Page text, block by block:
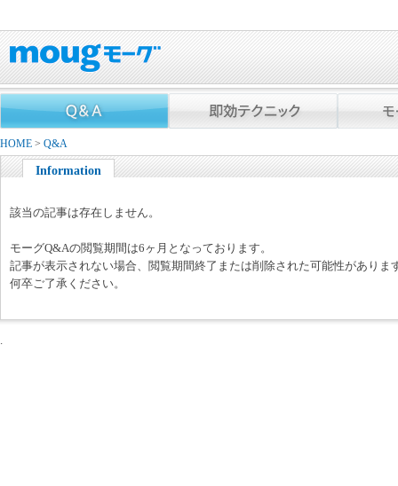
HOME > Q&A
Information
該当の記事は存在しません。
モーグQ&Aの閲覧期間は6ヶ月となっております。
記事が表示されない場合、閲覧期間終了または削除された可能性がありま
何卒ご了承ください。